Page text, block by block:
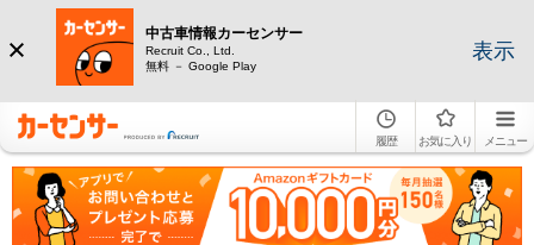
中古車情報カーセンサー
Recruit Co., Ltd.
無料 － Google Play
表示
履歴 お気に入り メニュー